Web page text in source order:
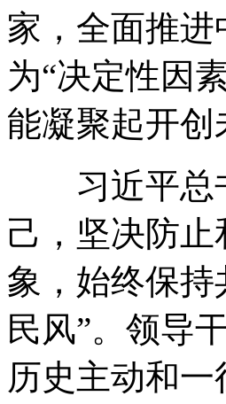
家，全面推
为“决定性因
能凝聚起开
习近平总书
己，坚决防
象，始终保
民风”。领导
历史主动和